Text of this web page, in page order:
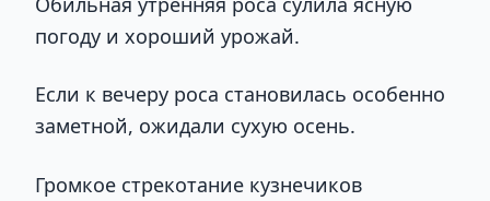
погоду и хороший урожай.
Если к вечеру роса становилась особенно
заметной, ожидали сухую осень.
Громкое стрекотание кузнечиков